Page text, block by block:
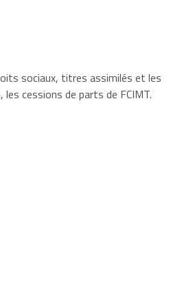
sociaux, titres assimilés et les
cessions de parts de FCIMT.